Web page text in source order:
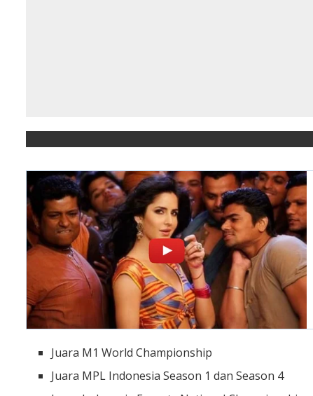
Juara M1 World Championship
Juara MPL Indonesia Season 1 dan Season 4